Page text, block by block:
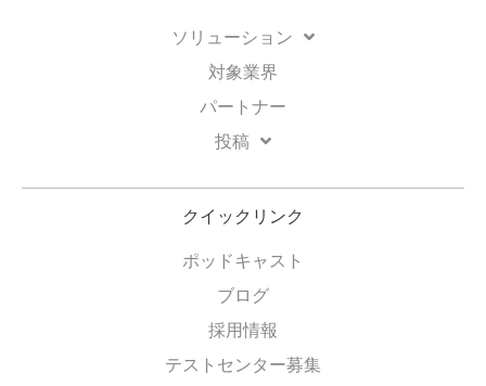
ソリューション
対象業界
パートナー
投稿
クイックリンク
ポッドキャスト
ブログ
採用情報
テストセンター募集